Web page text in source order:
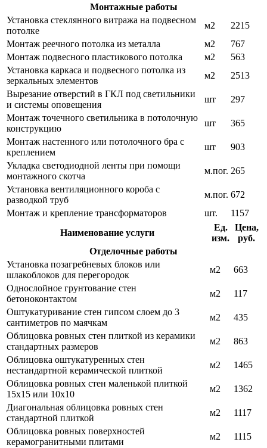
Монтажные работы
Установка стеклянного витража на подвесном
потолке
м2
2215
Монтаж реечного потолка из металла
м2
767
Монтаж подвесного пластикового потолка
м2
563
Установка каркаса и подвесного потолка из
зеркальных элементов
м2
2513
Вырезание отверстий в ГКЛ под светильники
и системы оповещения
шт
297
Монтаж точечного светильника в потолочную
конструкцию
шт
365
Монтаж настенного или потолочного бра с
креплением
шт
903
Укладка светодиодной ленты при помощи
монтажного скотча
м.пог. 265
Установка вентиляционного короба с
разводкой труб
м.пог. 672
Монтаж и крепление трансформаторов
шт.
1157
Наименование услуги
Ед.
изм.
Цена,
руб.
Отделочные работы
Установка позагребневых блоков или
шлакоблоков для перегородок
м2
663
Однослойное грунтование стен
бетоноконтактом
м2
117
Оштукатуривание стен гипсом слоем до 3
сантиметров по маячкам
м2
435
Облицовка ровных стен плиткой из керамики
стандартных размеров
м2
863
Облицовка оштукатуренных стен
нестандартной керамической плиткой
м2
1465
Облицовка ровных стен маленькой плиткой
15х15 или 10х10
м2
1362
Диагональная облицовка ровных стен
стандартной плиткой
м2
1117
Облицовка ровных поверхностей
керамогранитными плитами
м2
1115